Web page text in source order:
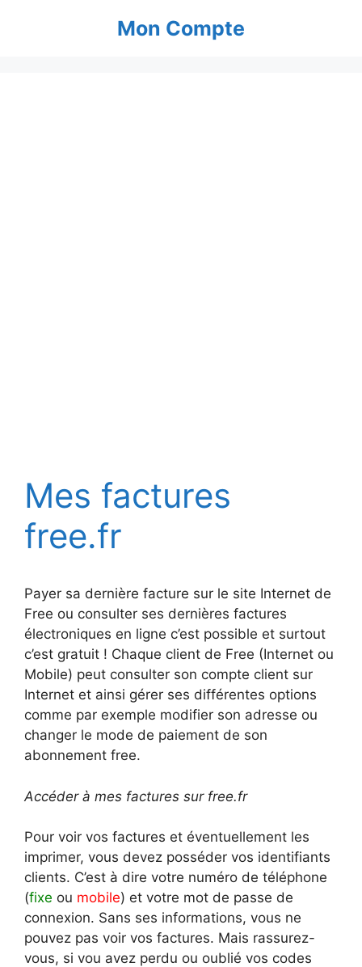
Mon Compte
Mes factures
free.fr
Payer sa dernière facture sur le site Internet de
Free ou consulter ses dernières factures
électroniques en ligne c’est possible et surtout
c’est gratuit ! Chaque client de Free (Internet ou
Mobile) peut consulter son compte client sur
Internet et ainsi gérer ses différentes options
comme par exemple modifier son adresse ou
changer le mode de paiement de son
abonnement free.
Accéder à mes factures sur free.fr
Pour voir vos factures et éventuellement les
imprimer, vous devez posséder vos identifiants
clients. C’est à dire votre numéro de téléphone
(fixe ou mobile) et votre mot de passe de
connexion. Sans ses informations, vous ne
pouvez pas voir vos factures. Mais rassurez-
vous, si vou avez perdu ou oublié vos codes